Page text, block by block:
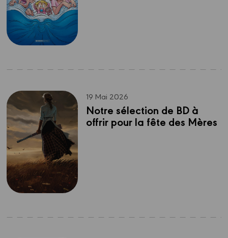
19 Mai 2026
Notre sélection de BD à
offrir pour la fête des Mères